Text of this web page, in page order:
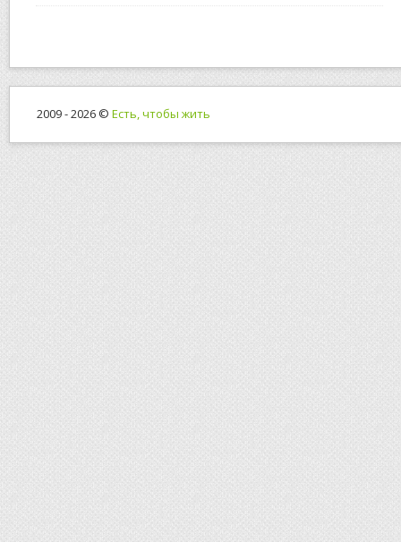
2009 - 2026 © Есть, чтобы жить